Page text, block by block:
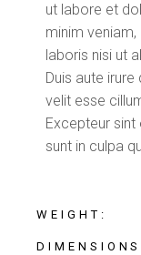
ut labore et
minim
laboris nisi ut
Duis aute
velit esse
Excepteur
sunt in culpa
WEIGHT
DIMENSIONS